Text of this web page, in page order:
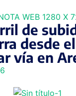
de
desde
vía en